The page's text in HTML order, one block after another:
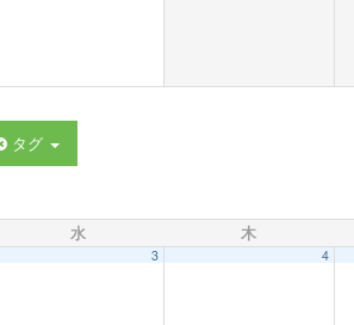
タグ
水 木
3 4